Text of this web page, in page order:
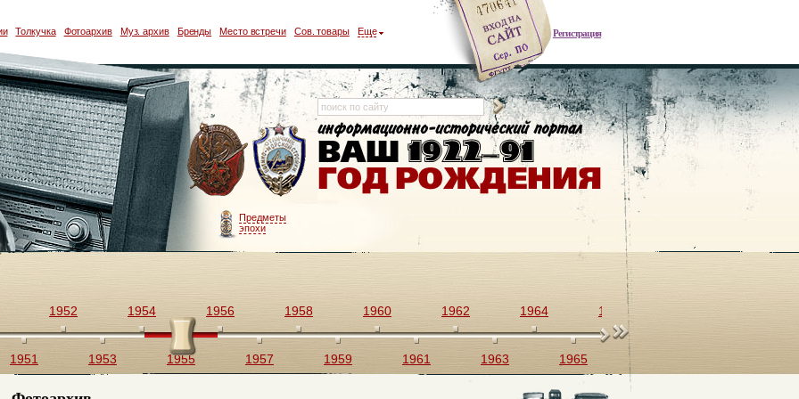
Регистрация
Толкучка Фотоархив Муз. архив Бренды Место встречи Сов. товары Еще
Предметы
эпохи
1951
1952
1953
1954
1955
1956
1957
1958
1959
1960
1961
1962
1963
1964
1965
1966